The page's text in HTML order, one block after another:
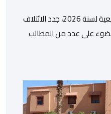
مع اقتراب الاستحقاقات التشريعية لسنة 2026، جدد الائتلاف
على عدد من المطالب
الانتخابية المنتظرة، في إطار
والانتقال من الوعود